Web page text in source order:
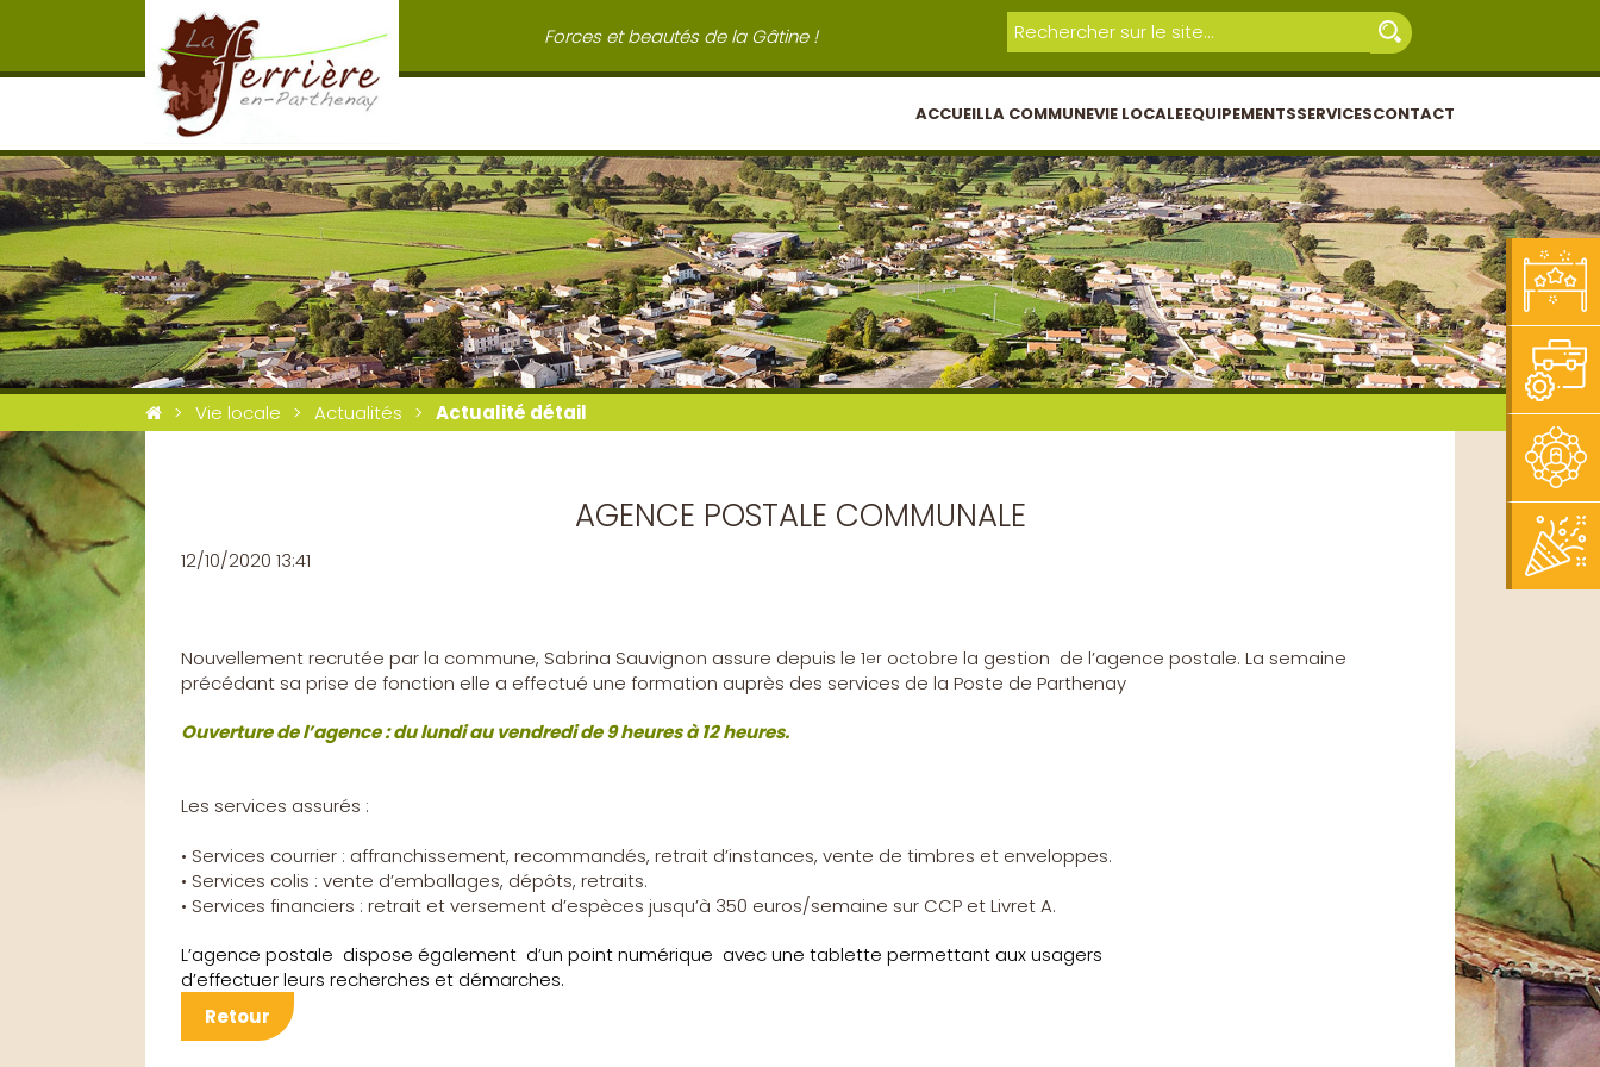
Forces et beautés de la Gâtine !
ACCUEILLA COMMUNEVIE LOCALEEQUIPEMENTSSERVICESCONTACT
Vie locale Actualités Actualité détail
AGENCE POSTALE COMMUNALE
12/10/2020 13:41
Nouvellement recrutée par la commune, Sabrina Sauvignon assure depuis le 1er octobre la gestion de l’agence postale. La semaine
précédant sa prise de fonction elle a effectué une formation auprès des services de la Poste de Parthenay
Ouverture de l’agence : du lundi au vendredi de 9 heures à 12 heures.
Les services assurés :
• Services courrier : affranchissement, recommandés, retrait d’instances, vente de timbres et enveloppes.
• Services colis : vente d’emballages, dépôts, retraits.
• Services financiers : retrait et versement d’espèces jusqu’à 350 euros/semaine sur CCP et Livret A.
L’agence postale dispose également d’un point numérique avec une tablette permettant aux usagers
d’effectuer leurs recherches et démarches.
Retour